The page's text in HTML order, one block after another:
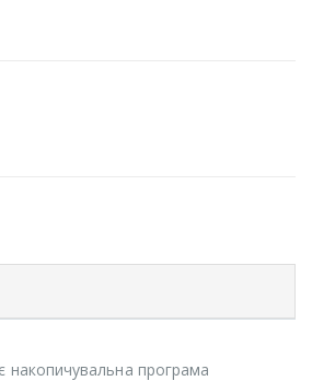
накопичувальна програма